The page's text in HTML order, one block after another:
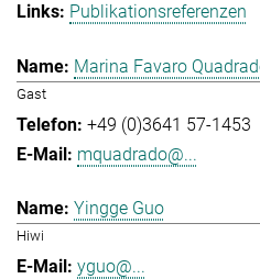
Publikationsreferenzen
Marina Favaro
Gast
+49 (0)3641 57-1453
mquadrado@...
Yingge Guo
Hiwi
yguo@...